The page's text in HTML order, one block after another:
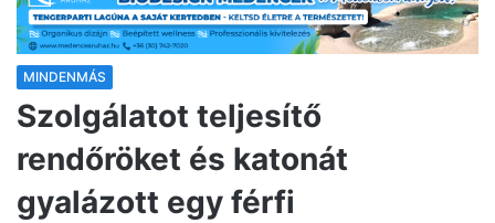
MINDENMÁS
Szolgálatot teljesítő
rendőröket és katonát
gyalázott egy férfi